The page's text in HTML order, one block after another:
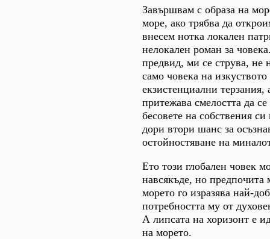
Завършвам с образа на
море, ако трябва да
внесем нотка локален
нелокален роман за
предвид, ми се струва, не
само човека на
екзистенциални терзания,
притежава смелостта да се
бесовете на собствения
дори втори шанс за
остойностяване на
Ето този глобален човек
навсякъде, но предпочита
морето го изразява най-
потребността му от
А липсата на хоризонт е
на морето.